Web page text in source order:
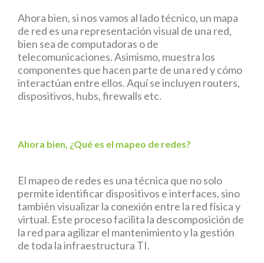
Ahora bien, si nos vamos al lado técnico, un mapa
de red es una representación visual de una red,
bien sea de computadoras o de
telecomunicaciones. Asimismo, muestra los
componentes que hacen parte de una red y cómo
interactúan entre ellos. Aquí se incluyen routers,
dispositivos, hubs, firewalls etc.
Ahora bien, ¿Qué es el mapeo de redes?
El mapeo de redes es una técnica que no solo
permite identificar dispositivos e interfaces, sino
también visualizar la conexión entre la red física y
virtual. Este proceso facilita la descomposición de
la red para agilizar el mantenimiento y la gestión
de toda la infraestructura TI.